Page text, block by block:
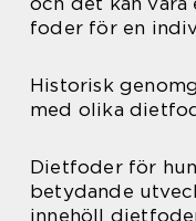
foder för en
Historisk
med olika
Dietfoder för
betydande
innehöll